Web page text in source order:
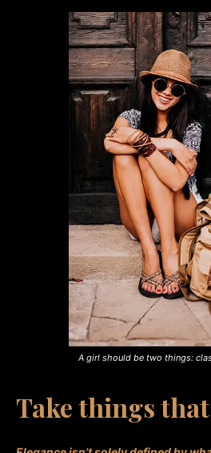
A girl should be two things:
Take things